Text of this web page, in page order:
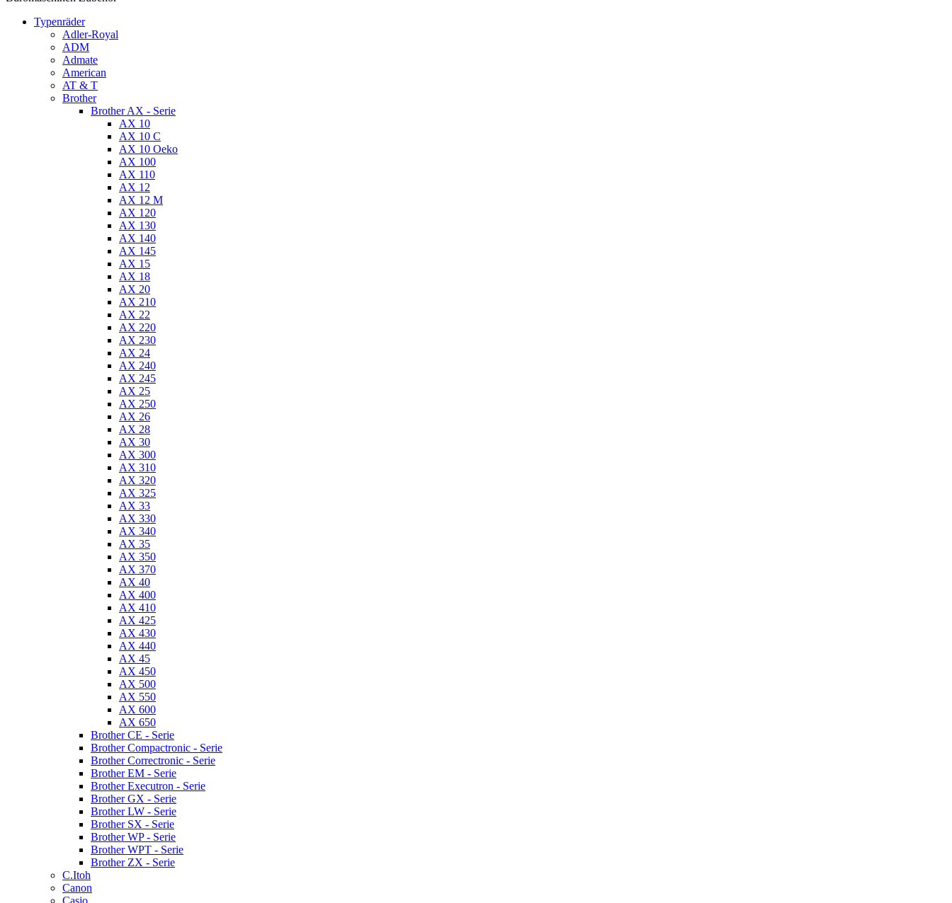
Typenräder
Adler-Royal
ADM
Admate
American
AT & T
Brother
Brother AX - Serie
AX 10
AX 10 C
AX 10 Oeko
AX 100
AX 110
AX 12
AX 12 M
AX 120
AX 130
AX 140
AX 145
AX 15
AX 18
AX 20
AX 210
AX 22
AX 220
AX 230
AX 24
AX 240
AX 245
AX 25
AX 250
AX 26
AX 28
AX 30
AX 300
AX 310
AX 320
AX 325
AX 33
AX 330
AX 340
AX 35
AX 350
AX 370
AX 40
AX 400
AX 410
AX 425
AX 430
AX 440
AX 45
AX 450
AX 500
AX 550
AX 600
AX 650
Brother CE - Serie
Brother Compactronic - Serie
Brother Correctronic - Serie
Brother EM - Serie
Brother Executron - Serie
Brother GX - Serie
Brother LW - Serie
Brother SX - Serie
Brother WP - Serie
Brother WPT - Serie
Brother ZX - Serie
C.Itoh
Canon
Casio